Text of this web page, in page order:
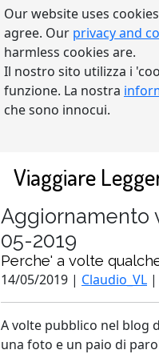
Our website uses
agree. Our privacy and
harmless cookies are.
Il nostro sito utilizza i
funzione. La nostra
che sono innocui.
Viaggiare
Aggiornamento
05-2019
Perche' a volte
14/05/2019 | Claudio_VL |
A volte pubblico nel blog
una foto e un paio di